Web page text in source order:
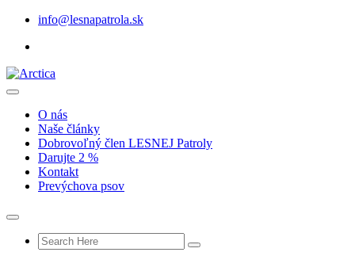
info@lesnapatrola.sk
O nás
Naše články
Dobrovoľný člen LESNEJ Patroly
Darujte 2 %
Kontakt
Prevýchova psov